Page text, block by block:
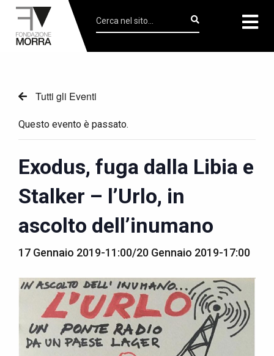
Tutti gli Eventi
Questo evento è passato.
Exodus, fuga dalla Libia e
Stalker – l’Urlo, in
ascolto dell’inumano
17 Gennaio 2019-11:00/20 Gennaio 2019-17:00